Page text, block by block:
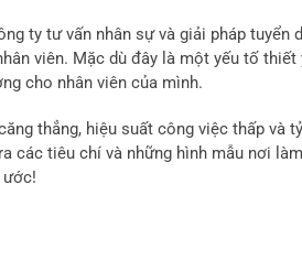
ty tư vấn nhân sự và giải pháp tuyển
viên. Mặc dù đây là một yếu tố
cho nhân viên của mình.
thẳng, hiệu suất công việc thấp và
các tiêu chí và những hình mẫu nơi
ước!